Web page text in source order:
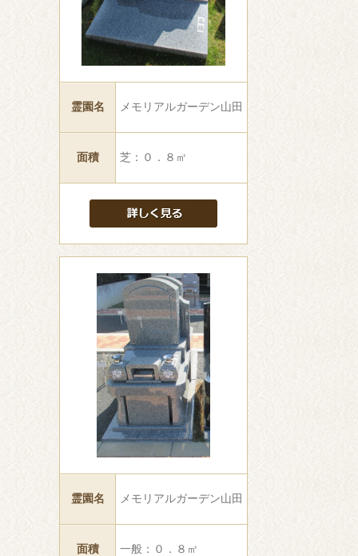
霊園名 メモリアルガーデン山田
面積 芝：０．８㎡
霊園名 メモリアルガーデン山田
面積 一般：０．８㎡